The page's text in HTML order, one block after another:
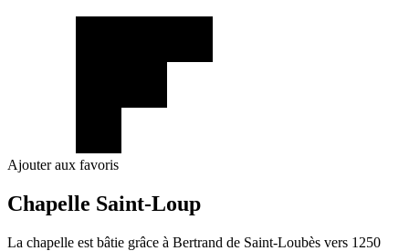
Ajouter aux favoris
Chapelle Saint-Loup
La chapelle est bâtie grâce à Bertrand de Saint-Loubès vers 1250